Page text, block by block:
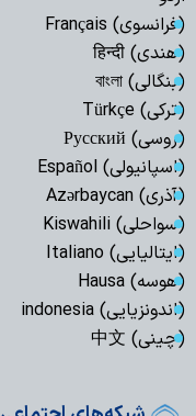
(فرانسوی) Français
(هندی) हिन्दी
(بنگالی) বাংলা
(ترکی) Türkçe
(روسی) Русский
(اسپانیولی) Español
(آذری) Azərbaycan
(سواحلی) Kiswahili
(ایتالیایی) Italiano
(هوسه) Hausa
(اندونزیایی) indonesia
(چینی) 中文